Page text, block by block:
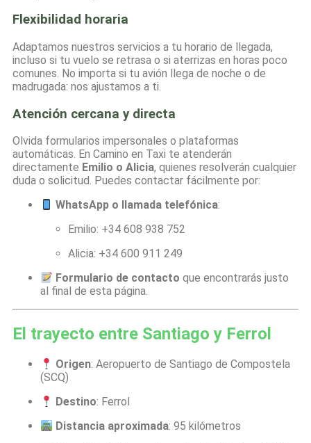
Flexibilidad horaria
Adaptamos nuestros servicios a tu horario de llegada,
incluso si tu vuelo se retrasa o si aterrizas en horas poco
comunes. No importa si tu avión llega de noche o de
madrugada: nos ajustamos a ti.
Atención cercana y directa
Olvida formularios impersonales o plataformas
automáticas. En Camino en Taxi te atenderán
directamente Emilio o Alicia, quienes resolverán cualquier
duda o solicitud. Puedes contactar fácilmente por:
WhatsApp o llamada telefónica:
Emilio: +34 608 938 752
Alicia: +34 600 911 249
Formulario de contacto que encontrarás justo
al final de esta página.
El trayecto entre Santiago y Ferrol
Origen: Aeropuerto de Santiago de Compostela
(SCQ)
Destino: Ferrol
Distancia aproximada: 95 kilómetros